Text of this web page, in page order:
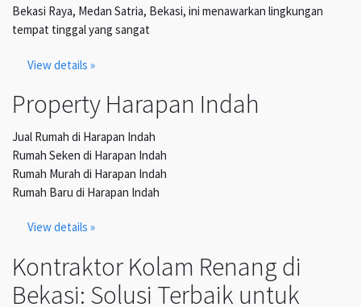
Bekasi Raya, Medan Satria, Bekasi, ini menawarkan lingkungan
tempat tinggal yang sangat
View details »
Property Harapan Indah
Jual Rumah di Harapan Indah
Rumah Seken di Harapan Indah
Rumah Murah di Harapan Indah
Rumah Baru di Harapan Indah
View details »
Kontraktor Kolam Renang di
Bekasi: Solusi Terbaik untuk